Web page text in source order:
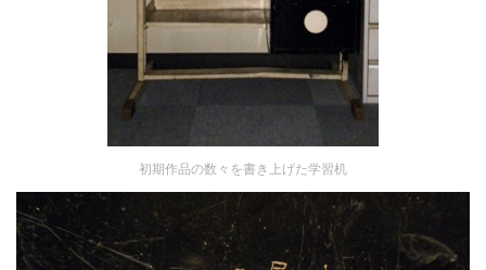
初期作品の数々を書き上げた学習机